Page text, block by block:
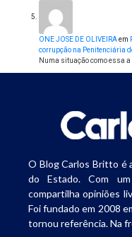
ONE JOSE DE OLIVEIRAem
corrupção na Penitenciária
Numa situação como essa
O Blog Carlos Britto é
do Estado. Com
compartilha opiniões
Foi fundado em 2008
tornou referência. Na